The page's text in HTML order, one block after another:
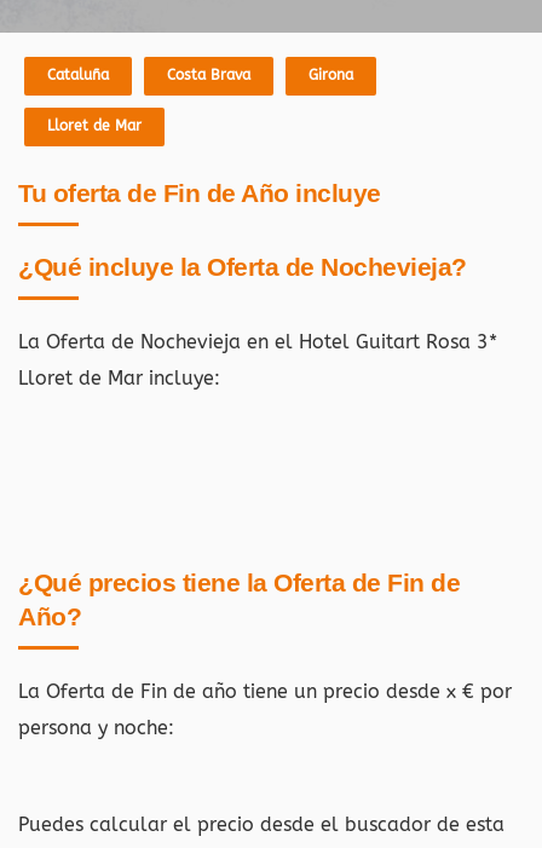
Cataluña Costa Brava Girona
Lloret de Mar
Tu oferta de Fin de Año incluye
¿Qué incluye la Oferta de Nochevieja?
La Oferta de Nochevieja en el Hotel Guitart Rosa 3*
Lloret de Mar incluye:
¿Qué precios tiene la Oferta de Fin de
Año?
La Oferta de Fin de año tiene un precio desde x € por
persona y noche:
Puedes calcular el precio desde el buscador de esta